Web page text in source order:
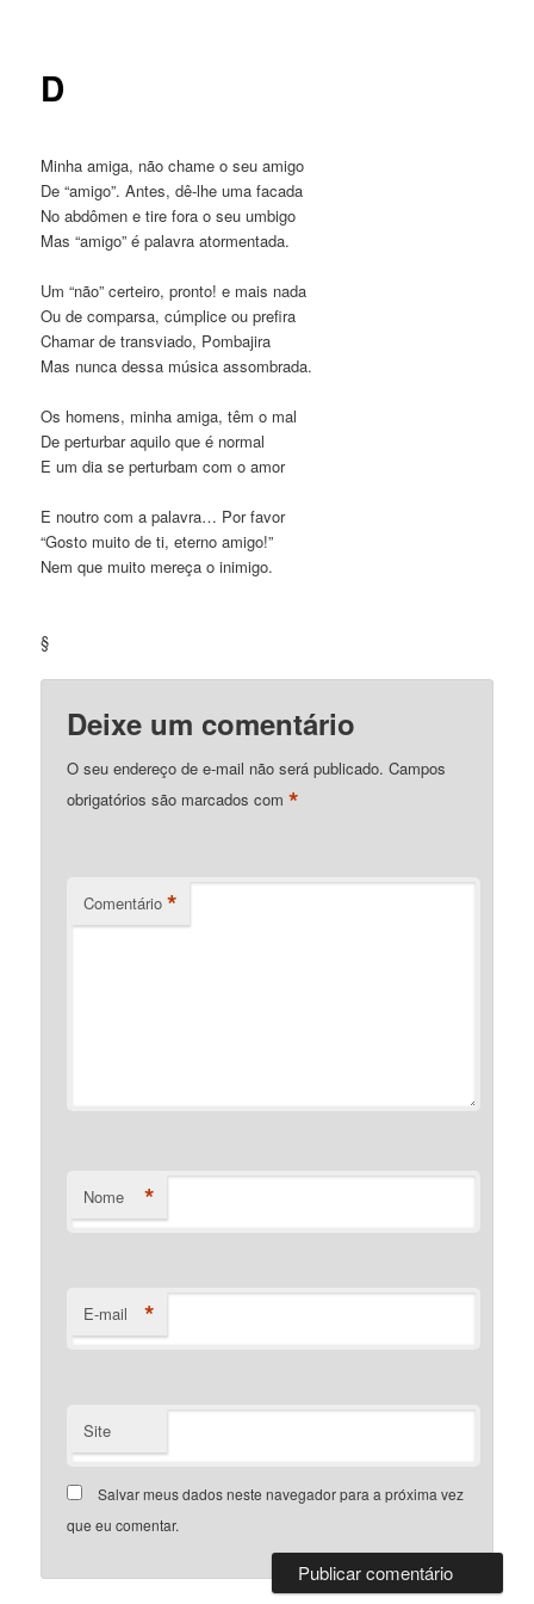
D
Minha amiga, não chame o seu amigo
De “amigo”. Antes, dê-lhe uma facada
No abdômen e tire fora o seu umbigo
Mas “amigo” é palavra atormentada.
Um “não” certeiro, pronto! e mais nada
Ou de comparsa, cúmplice ou prefira
Chamar de transviado, Pombajira
Mas nunca dessa música assombrada.
Os homens, minha amiga, têm o mal
De perturbar aquilo que é normal
E um dia se perturbam com o amor
E noutro com a palavra… Por favor
“Gosto muito de ti, eterno amigo!”
Nem que muito mereça o inimigo.
§
Deixe um comentário
O seu endereço de e-mail não será publicado. Campos
obrigatórios são marcados com*
Comentário *
Nome *
E-mail *
Site
Salvar meus dados neste navegador para a próxima vez
que eu comentar.